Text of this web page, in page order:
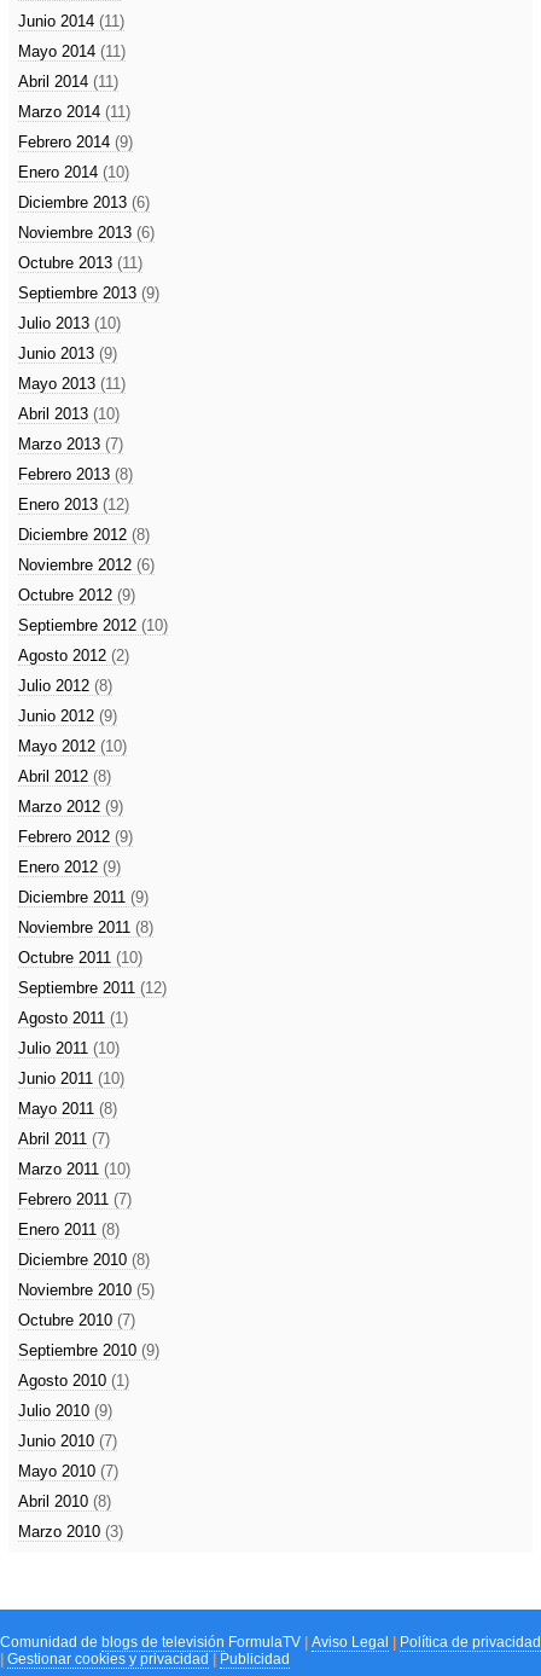
Junio 2014 (11)
Mayo 2014 (11)
Abril 2014 (11)
Marzo 2014 (11)
Febrero 2014 (9)
Enero 2014 (10)
Diciembre 2013 (6)
Noviembre 2013 (6)
Octubre 2013 (11)
Septiembre 2013 (9)
Julio 2013 (10)
Junio 2013 (9)
Mayo 2013 (11)
Abril 2013 (10)
Marzo 2013 (7)
Febrero 2013 (8)
Enero 2013 (12)
Diciembre 2012 (8)
Noviembre 2012 (6)
Octubre 2012 (9)
Septiembre 2012 (10)
Agosto 2012 (2)
Julio 2012 (8)
Junio 2012 (9)
Mayo 2012 (10)
Abril 2012 (8)
Marzo 2012 (9)
Febrero 2012 (9)
Enero 2012 (9)
Diciembre 2011 (9)
Noviembre 2011 (8)
Octubre 2011 (10)
Septiembre 2011 (12)
Agosto 2011 (1)
Julio 2011 (10)
Junio 2011 (10)
Mayo 2011 (8)
Abril 2011 (7)
Marzo 2011 (10)
Febrero 2011 (7)
Enero 2011 (8)
Diciembre 2010 (8)
Noviembre 2010 (5)
Octubre 2010 (7)
Septiembre 2010 (9)
Agosto 2010 (1)
Julio 2010 (9)
Junio 2010 (7)
Mayo 2010 (7)
Abril 2010 (8)
Marzo 2010 (3)
Comunidad de blogs de televisión FormulaTV Aviso Legal
Política de privacidad
Gestionar cookies y privacidad Publicidad